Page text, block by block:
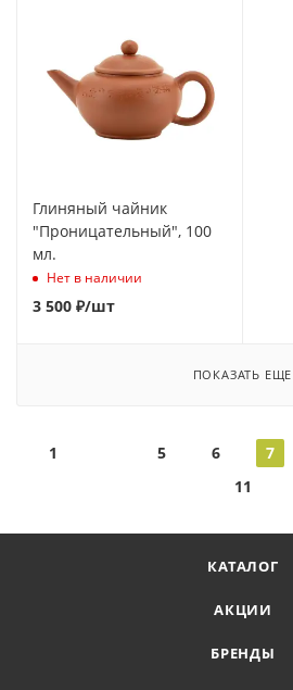
Глиняный чайник
"Проницательный", 100
мл.
Нет в наличии
3 500 ₽/шт
ПОКАЗАТЬ ЕЩЕ
1 5 6 7
11
КАТАЛОГ
АКЦИИ
БРЕНДЫ